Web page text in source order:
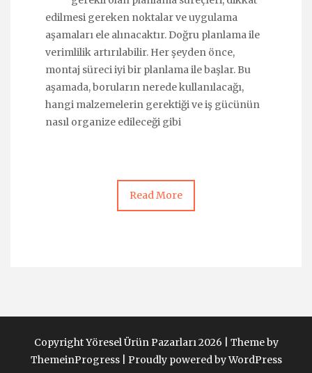
edilmesi gereken noktalar ve uygulama
aşamaları ele alınacaktır. Doğru planlama ile
verimlilik artırılabilir. Her şeyden önce,
montaj süreci iyi bir planlama ile başlar. Bu
aşamada, boruların nerede kullanılacağı,
hangi malzemelerin gerektiği ve iş gücünün
nasıl organize edileceği gibi
Read More
Copyright Yöresel Ürün Pazarları 2026 | Theme by
ThemeinProgress| Proudly powered by WordPress